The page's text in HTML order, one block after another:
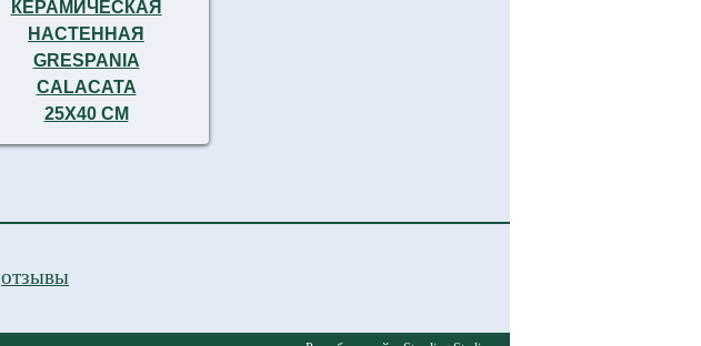
КЕРАМИЧЕСКАЯ
НАСТЕННАЯ
GRESPANIA
CALACATA
25X40 СМ
отзывы